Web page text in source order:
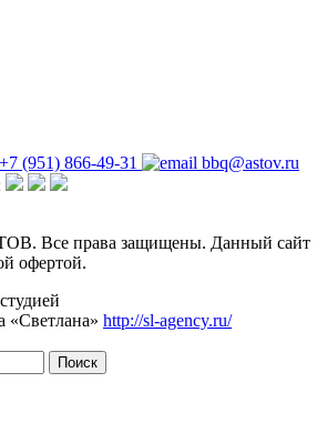
+7 (951) 866-49-31
bbq@astov.ru
Все права защищены. Данный сайт
офертой.
«Светлана» http://sl-agency.ru/
Поиск